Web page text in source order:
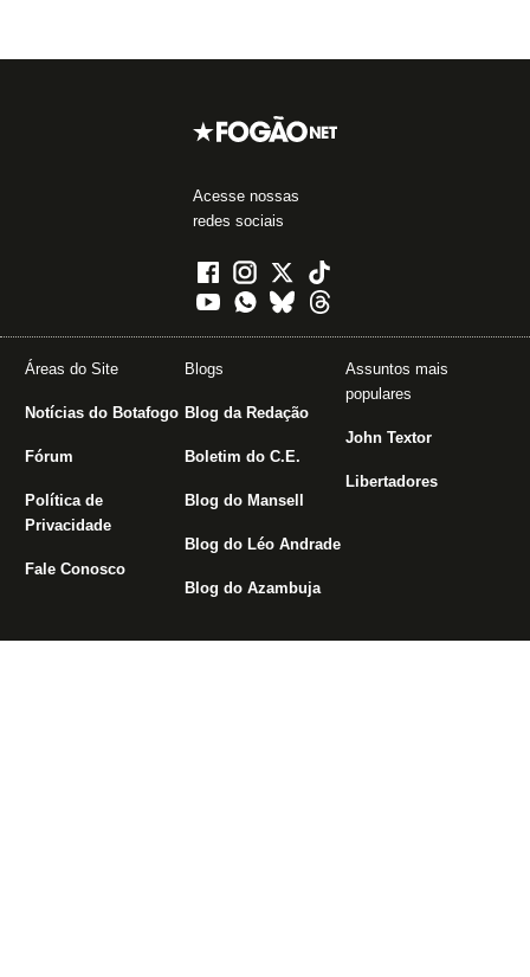
Acesse nossas
redes sociais
Áreas do Site
Notícias do Botafogo
Fórum
Política de
Privacidade
Fale Conosco
Blogs
Blog da Redação
Boletim do C.E.
Blog do Mansell
Blog do Léo Andrade
Blog do Azambuja
Assuntos mais
populares
John Textor
Libertadores